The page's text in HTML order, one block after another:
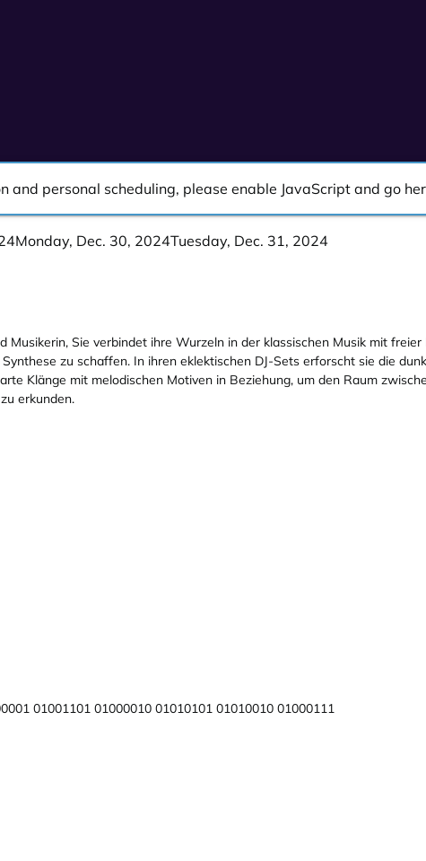
and personal scheduling, please enable JavaScript and go
Monday, Dec. 30, 2024Tuesday, Dec. 31, 2024
Sie verbindet ihre Wurzeln in der klassischen Musik mit
zu schaffen. In ihren eklektischen DJ-Sets erforscht sie die
Klänge mit melodischen Motiven in Beziehung, um den Raum
erkunden.
01001101 01000010 01010101 01010010 01000111